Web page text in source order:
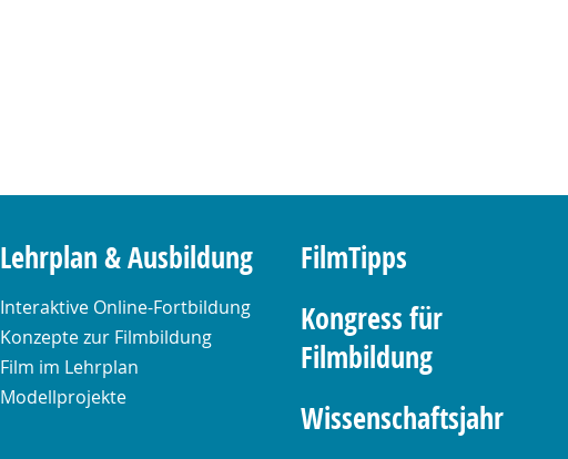
Lehrplan & Ausbildung
Interaktive Online-Fortbildung
Konzepte zur Filmbildung
Film im Lehrplan
Modellprojekte
FilmTipps
Kongress für
Filmbildung
Wissenschaftsjahr